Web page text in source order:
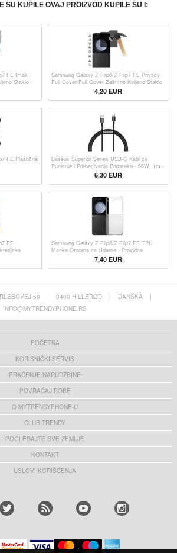
SU KUPILE OVAJ PROIZVOD KUPILE SU I:
FE Imak
Staklo -
Samsung Galaxy Z Flip6/Z Flip7 FE Privacy
Full Cover Full Cover Zaštitno Kaljeno Staklo
4,20EUR
FE Plastična
Baseus Superior Series USB-C Kabl za
Punjenje i Prebacivanje Podataka - 66W, 1m -
6,30 EUR
FE
Samsung Galaxy Z Flip6/Z Flip7 FE TPU
Maska Otporna na Udarce - Providna
7,40 EUR
59 | 3400 HILLERØD | DANSKA
|
INFO@MYTRENDYPHONE.RS
POČETNA
KORISNIČKI SERVIS
PRAĆENJE NARUDŽBINE
POVRAĆAJ ROBE
O MYTRENDYPHONE-U
CLUB TRENDY
POGLEDAJTE SVE ZEMLJE
KONTAKT
USLOVI KORIŠĆENJA